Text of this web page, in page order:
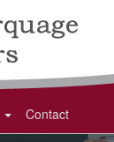
Contact